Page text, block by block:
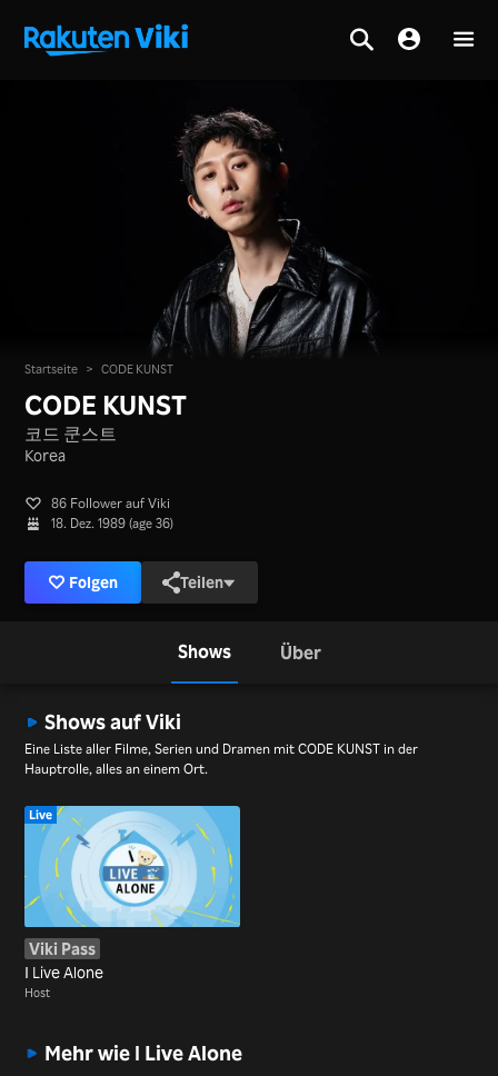
Startseite > CODE KUNST
CODE KUNST
코드 쿤스트
Korea
86 Follower auf Viki
18. Dez. 1989 (age 36)
Folgen Teilen
Shows Über
Shows auf Viki
Eine Liste aller Filme, Serien und Dramen mit CODE KUNST in der
Hauptrolle, alles an einem Ort.
Live
Viki Pass
I Live Alone
Host
Mehr wie I Live Alone